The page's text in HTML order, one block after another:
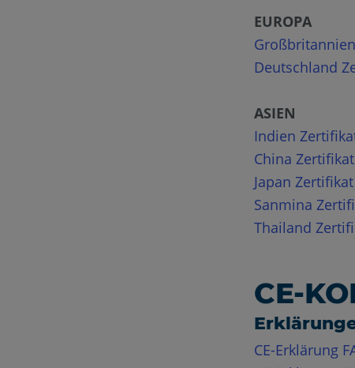
EUROPA
Deutschland
ASIEN
Indien
China Zertifikat
Japan Zertifikat
Sanmina
Thailand
CE-
CE-Erklärung